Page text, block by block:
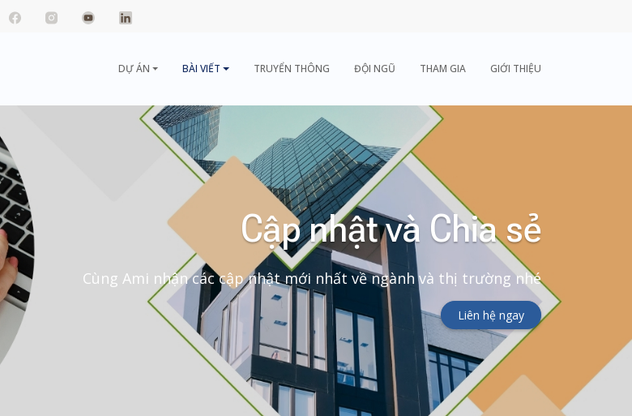
DỰ ÁN BÀI VIẾT TRUYỂN THÔNG ĐỘI NGŨ THAM GIA GIỚI THIỆU
Cập nhật và Chia sẻ
Cùng Ami nhận các cập nhật mới nhất về ngành và thị trường nhé
Liên hệ ngay